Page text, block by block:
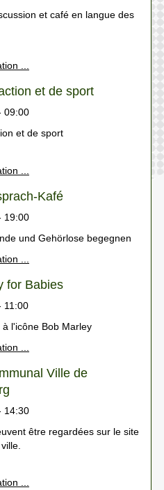
et café en langue des
...
et de sport
09:00
et de sport
...
Kafé
19:00
und Gehörlose begegnen
...
for Babies
11:00
l'icône Bob Marley
...
Ville de
14:30
être regardées sur le site
...